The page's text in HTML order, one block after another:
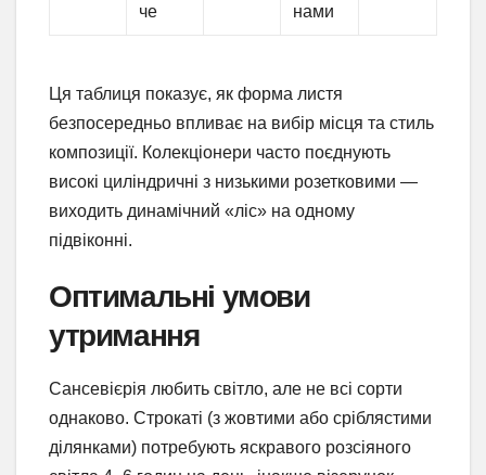
че
нами
Ця таблиця показує, як форма листя
безпосередньо впливає на вибір місця та стиль
композиції. Колекціонери часто поєднують
високі циліндричні з низькими розетковими —
виходить динамічний «ліс» на одному
підвіконні.
Оптимальні умови
утримання
Сансевієрія любить світло, але не всі сорти
однаково. Строкаті (з жовтими або сріблястими
ділянками) потребують яскравого розсіяного